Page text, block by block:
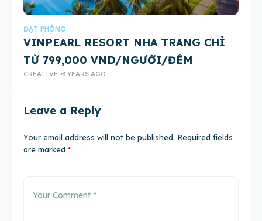
ĐẶT PHÒNG
VINPEARL RESORT NHA TRANG CHỈ
TỪ 799,000 VND/NGƯỜI/ĐÊM
CREATIVE 3 YEARS AGO
Leave a Reply
Your email address will not be published. Required fields
are marked *